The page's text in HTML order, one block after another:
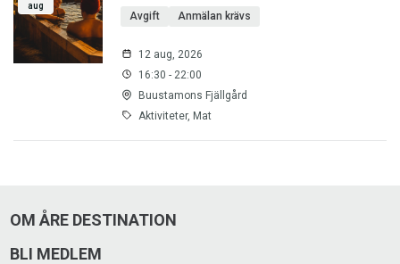
aug
Avgift Anmälan krävs
12 aug, 2026
16:30 - 22:00
Buustamons Fjällgård
Aktiviteter, Mat
OM ÅRE DESTINATION
BLI MEDLEM